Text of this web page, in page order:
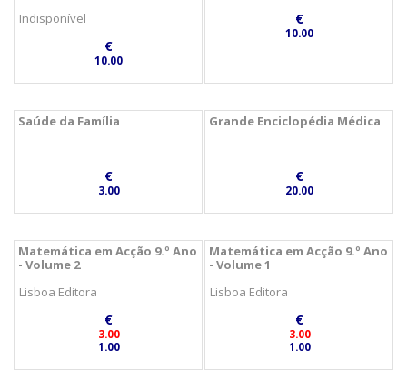
Indisponível
€
10.00
€
10.00
Saúde da Família
€
3.00
Grande Enciclopédia Médica
€
20.00
Matemática em Acção 9.º Ano
- Volume 2
Lisboa Editora
€
3.00
1.00
Matemática em Acção 9.º Ano
- Volume 1
Lisboa Editora
€
3.00
1.00